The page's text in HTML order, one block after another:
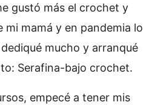
gustó más el crochet y
mi mamá y en pandemia lo
mucho y arranqué
Serafina-bajo crochet.
empecé a tener mis